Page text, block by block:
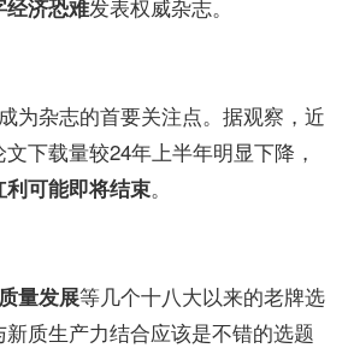
经济恐难发表权威杂志。
为杂志的首要关注点。据观察，近
下载量较24年上半年明显下降，
可能即将结束。
量发展等几个十八大以来的老牌选
新质生产力结合应该是不错的选题